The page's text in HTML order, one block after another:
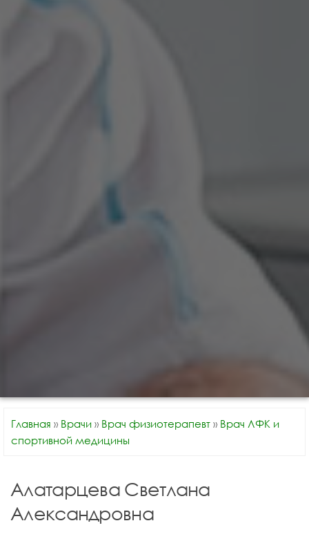
Главная » Врачи » Врач физиотерапевт » Врач ЛФК и
спортивной медицины
Алатарцева Светлана
Александровна